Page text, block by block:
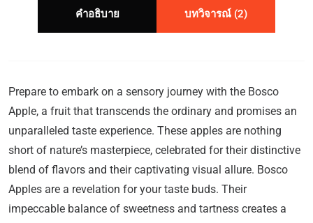
คำอธิบาย บทวิจารณ์ (2)
Prepare to embark on a sensory journey with the Bosco
Apple, a fruit that transcends the ordinary and promises an
unparalleled taste experience. These apples are nothing
short of nature’s masterpiece, celebrated for their distinctive
blend of flavors and their captivating visual allure. Bosco
Apples are a revelation for your taste buds. Their
impeccable balance of sweetness and tartness creates a